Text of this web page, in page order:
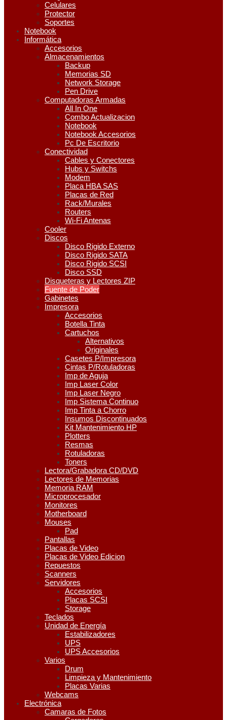
Celulares
Protector
Soportes
Notebook
Informática
Accesorios
Almacenamientos
Backup
Memorias SD
Network Storage
Pen Drive
Computadoras Armadas
All In One
Combo Actualizacion
Notebook
Notebook Accesorios
Pc De Escritorio
Conectividad
Cables y Conectores
Hubs y Switchs
Modem
Placa HBA SAS
Placas de Red
Rack/Murales
Routers
Wi-Fi Antenas
Cooler
Discos
Disco Rigido Externo
Disco Rigido SATA
Disco Rigido SCSI
Disco SSD
Disqueteras y Lectores ZIP
Fuente de Poder
Gabinetes
Impresora
Accesorios
Botella Tinta
Cartuchos
Alternativos
Originales
Casetes P/Impresora
Cintas P/Rotuladoras
Imp de Aguja
Imp Laser Color
Imp Laser Negro
Imp Sistema Continuo
Imp Tinta a Chorro
Insumos Discontinuados
Kit Mantenimiento HP
Plotters
Resmas
Rotuladoras
Toners
Lectora/Grabadora CD/DVD
Lectores de Memorias
Memoria RAM
Microprocesador
Monitores
Motherboard
Mouses
Pad
Pantallas
Placas de Video
Placas de Video Edicion
Repuestos
Scanners
Servidores
Accesorios
Placas SCSI
Storage
Teclados
Unidad de Energía
Estabilizadores
UPS
UPS Accesorios
Varios
Drum
Limpieza y Mantenimiento
Placas Varias
Webcams
Electrónica
Camaras de Fotos